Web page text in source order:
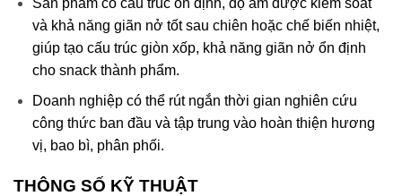
và khả năng giãn nở tốt sau chiên hoặc chế biến nhiệt,
giúp tạo cấu trúc giòn xốp, khả năng giãn nở ổn định
cho snack thành phẩm.
Doanh nghiệp có thể rút ngắn thời gian nghiên cứu
công thức ban đầu và tập trung vào hoàn thiện hương
vị, bao bì, phân phối.
THÔNG SỐ KỸ THUẬT